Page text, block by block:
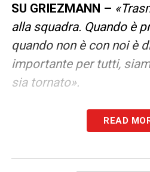
SU GRIEZMANN –
alla squadra. Quando è
quando non è con noi è
importante per tutti,
sia tornato».
SUL MIO FUTURO –
sono concentrato sul
READ